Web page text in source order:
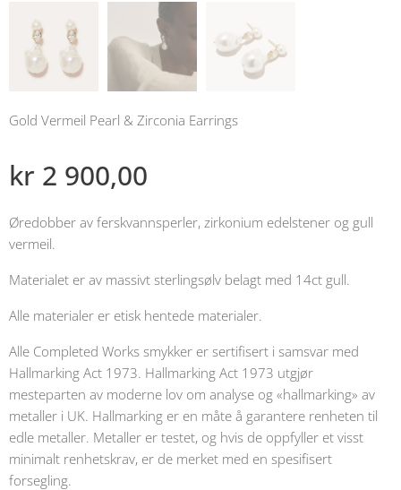
Gold Vermeil Pearl & Zirconia Earrings
kr 2 900,00
Øredobber av ferskvannsperler, zirkonium edelstener og gull
vermeil.
Materialet er av massivt sterlingsølv belagt med 14ct gull.
Alle materialer er etisk hentede materialer.
Alle Completed Works smykker er sertifisert i samsvar med
Hallmarking Act 1973. Hallmarking Act 1973 utgjør
mesteparten av moderne lov om analyse og «hallmarking» av
metaller i UK. Hallmarking er en måte å garantere renheten til
edle metaller. Metaller er testet, og hvis de oppfyller et visst
minimalt renhetskrav, er de merket med en spesifisert
forsegling.